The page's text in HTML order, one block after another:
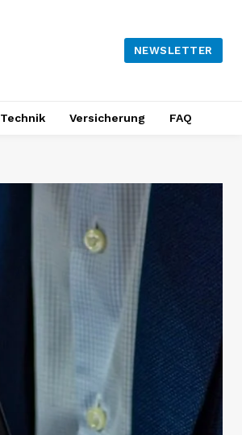
NEWSLETTER
Technik Versicherung FAQ